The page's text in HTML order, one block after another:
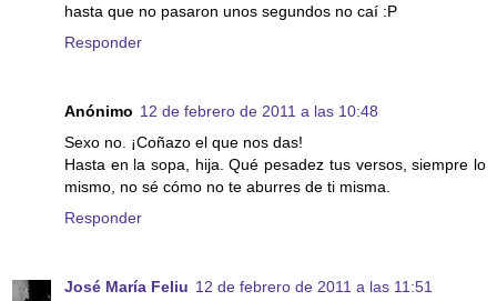
hasta que no pasaron unos segundos no caí :P
Responder
Anónimo 12 de febrero de 2011 a las 10:48
Sexo no. ¡Coñazo el que nos das!
Hasta en la sopa, hija. Qué pesadez tus versos, siempre lo
mismo, no sé cómo no te aburres de ti misma.
Responder
José María Feliu 12 de febrero de 2011 a las 11:51